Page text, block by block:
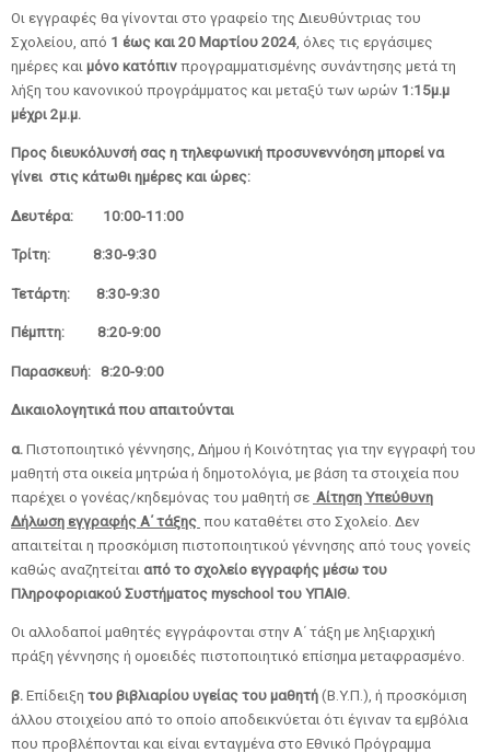
Οι εγγραφές θα γίνονται στο γραφείο της Διευθύντριας του
Σχολείου, από 1 έως και 20 Μαρτίου 2024 , όλες τις εργάσιμες
ημέρες και μόνο κατόπινπρογραμματισμένης συνάντησης μετά τη
λήξη του κανονικού προγράμματος και μεταξύ των ωρών 1:15μ.μ
μέχρι 2μ.μ.
Προς διευκόλυνσή σας η τηλεφωνική προσυνεννόηση μπορεί να
γίνει στις κάτωθι ημέρες και ώρες:
Δευτέρα: 10:00-11:00
Τρίτη: 8:30-9:30
Τετάρτη: 8:30-9:30
Πέμπτη: 8:20-9:00
Παρασκευή: 8:20-9:00
Δικαιολογητικά που απαιτούνται
α. Πιστοποιητικό γέννησης, Δήμου ή Κοινότητας για την εγγραφή του
μαθητή στα οικεία μητρώα ή δημοτολόγια, με βάση τα στοιχεία που
παρέχει ο γονέας/κηδεμόνας του μαθητή σε Αίτηση Υπεύθυνη
Δήλωση εγγραφής Α΄ τάξης που καταθέτει στο Σχολείο. Δεν
απαιτείται η προσκόμιση πιστοποιητικού γέννησης από τους γονείς
καθώς αναζητείται από το σχολείο εγγραφής μέσω του
Πληροφοριακού Συστήματος myschool του ΥΠΑΙΘ.
Οι αλλοδαποί μαθητές εγγράφονται στην Α΄ τάξη με ληξιαρχική
πράξη γέννησης ή ομοειδές πιστοποιητικό επίσημα μεταφρασμένο.
β. Επίδειξη του βιβλιαρίου υγείας του μαθητή(B.Y.Π.), ή προσκόμιση
άλλου στοιχείου από το οποίο αποδεικνύεται ότι έγιναν τα εμβόλια
που προβλέπονται και είναι ενταγμένα στο Εθνικό Πρόγραμμα